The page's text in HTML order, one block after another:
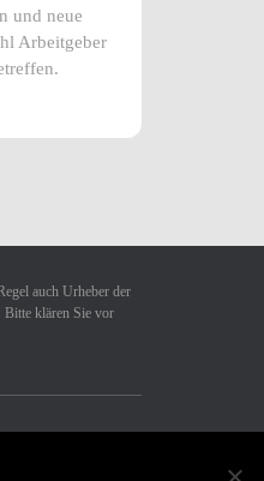
und neue
Arbeitgeber
auch Urheber der
Bitte klären Sie vor
von